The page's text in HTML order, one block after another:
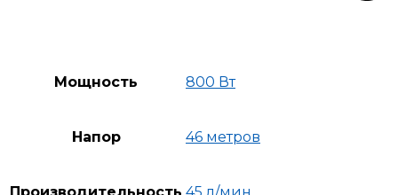
Мощность 800 Вт
Напор 46 метров
Производительность 45 л/мин